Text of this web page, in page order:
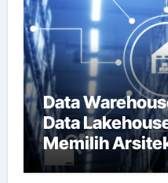
Data
Data
Memilih
Tepat